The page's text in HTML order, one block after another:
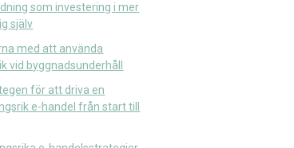
som investering i mer
själv
med att använda
vid byggnadsunderhåll
för att driva en
e-handel från start till